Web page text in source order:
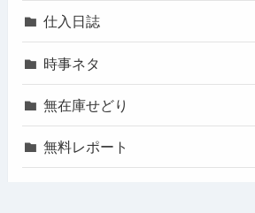
仕入日誌
時事ネタ
無在庫せどり
無料レポート